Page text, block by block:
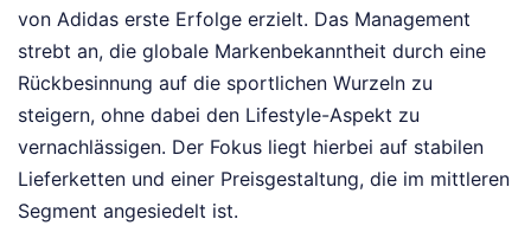
von Adidas erste Erfolge erzielt. Das Management
strebt an, die globale Markenbekanntheit durch eine
Rückbesinnung auf die sportlichen Wurzeln zu
steigern, ohne dabei den Lifestyle-Aspekt zu
vernachlässigen. Der Fokus liegt hierbei auf stabilen
Lieferketten und einer Preisgestaltung, die im mittleren
Segment angesiedelt ist.